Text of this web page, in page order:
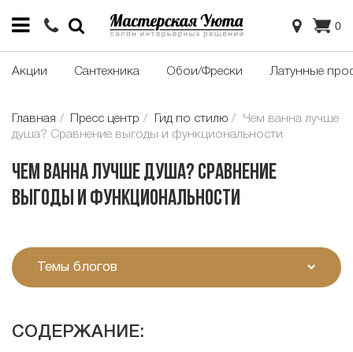
0
Акции Сантехника Обои/Фрески Латунные
Главная Пресс центр Гид по стилю
Чем ванна лучше
душа? Сравнение выгоды и функциональности
Чем ванна лучше душа? Сравнение
выгоды и функциональности
СОДЕРЖАНИЕ:
Темы блогов